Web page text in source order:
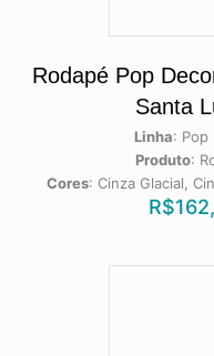
Rodapé Pop
Santa
Linha: Pop
Produto:
Cores:Cinza Glacial,
R$